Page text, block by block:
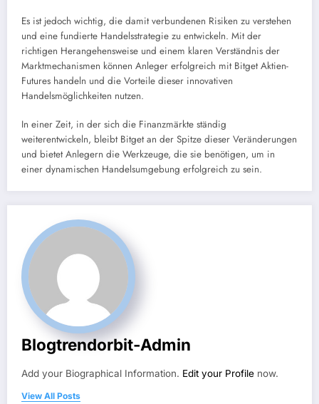
Es ist jedoch wichtig, die damit verbundenen Risiken zu verstehen
und eine fundierte Handelsstrategie zu entwickeln. Mit der
richtigen Herangehensweise und einem klaren Verständnis der
Marktmechanismen können Anleger erfolgreich mit Bitget Aktien-
Futures handeln und die Vorteile dieser innovativen
Handelsmöglichkeiten nutzen.
In einer Zeit, in der sich die Finanzmärkte ständig
weiterentwickeln, bleibt Bitget an der Spitze dieser Veränderungen
und bietet Anlegern die Werkzeuge, die sie benötigen, um in
einer dynamischen Handelsumgebung erfolgreich zu sein.
Blogtrendorbit-Admin
Add your Biographical Information. Edit your Profile now.
View All Posts